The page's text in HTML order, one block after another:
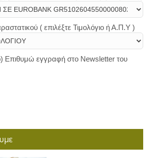
( επιλέξτε Τιμολόγιο ή Α.Π.Υ )
Επιθυμώ εγγραφή στο Newsletter του